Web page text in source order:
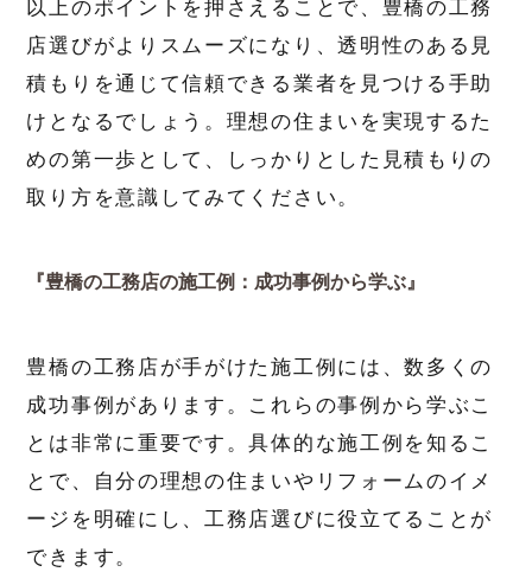
以上のポイントを押さえることで、豊橋の工務
店選びがよりスムーズになり、透明性のある見
積もりを通じて信頼できる業者を見つける手助
けとなるでしょう。理想の住まいを実現するた
めの第一歩として、しっかりとした見積もりの
取り方を意識してみてください。
『豊橋の工務店の施工例：成功事例から学ぶ』
豊橋の工務店が手がけた施工例には、数多くの
成功事例があります。これらの事例から学ぶこ
とは非常に重要です。具体的な施工例を知るこ
とで、自分の理想の住まいやリフォームのイメ
ージを明確にし、工務店選びに役立てることが
できます。